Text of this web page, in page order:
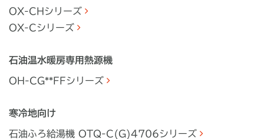
OX-CHシリーズ
OX-Cシリーズ
石油温水暖房専用熱源機
OH-CG**FFシリーズ
寒冷地向け
石油ふろ給湯機 OTQ-C(G)4706シリーズ